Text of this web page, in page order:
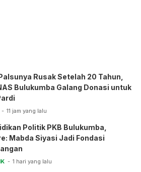
Rusak Setelah 20 Tahun,
Bulukumba Galang Donasi untuk
11 jam yang lalu
Politik PKB Bulukumba,
Mabda Siyasi Jadi Fondasi
1 hari yang lalu